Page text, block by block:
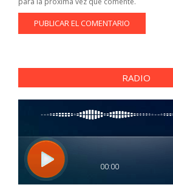
RADIO